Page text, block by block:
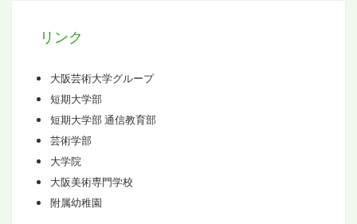
リンク
大阪芸術大学グループ
短期大学部
短期大学部 通信教育部
芸術学部
大学院
大阪美術専門学校
附属幼稚園